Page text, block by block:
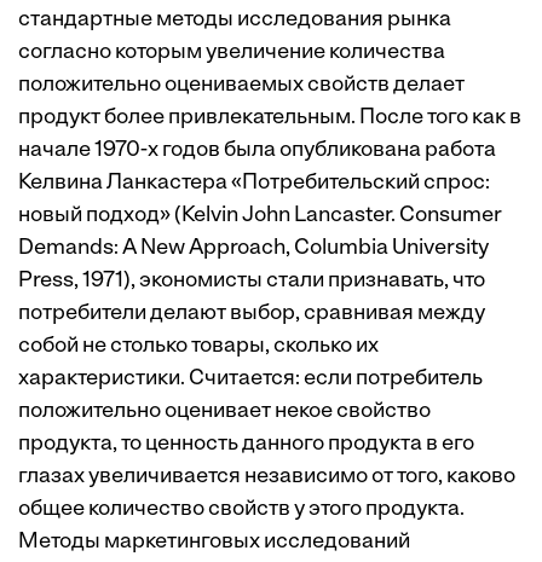
стандартные методы исследования рынка
согласно которым увеличение количества
положительно оцениваемых свойств делает
продукт более привлекательным. После того как в
начале 1970-х годов была опубликована работа
Келвина Ланкастера «Потребительский спрос:
новый подход» (Kelvin John Lancaster. Сonsumer
Demands: A New Approach, Columbia University
Press, 1971), экономисты стали признавать, что
потребители делают выбор, сравнивая между
собой не столько товары, сколько их
характеристики. Считается: если потребитель
положительно оценивает некое свойство
продукта, то ценность данного продукта в его
глазах увеличивается независимо от того, каково
общее количество свойств у этого продукта.
Методы маркетинговых исследований